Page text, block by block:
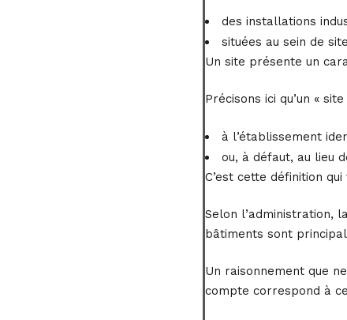
des installations
situées au sein de
Un site présente un
Précisons ici qu’un «
à l’établissement
ou, à défaut, au lieu
C’est cette définition
Selon l’administration,
bâtiments sont
Un raisonnement que
compte correspond à